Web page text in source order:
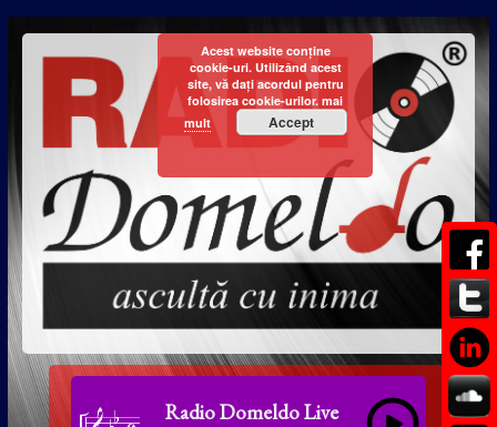
Radio Domeldo Live
Acest website conține
cookie-uri. Utilizând acest
site, vă dați acordul pentru
folosirea cookie-urilor. mai
mult
Accept